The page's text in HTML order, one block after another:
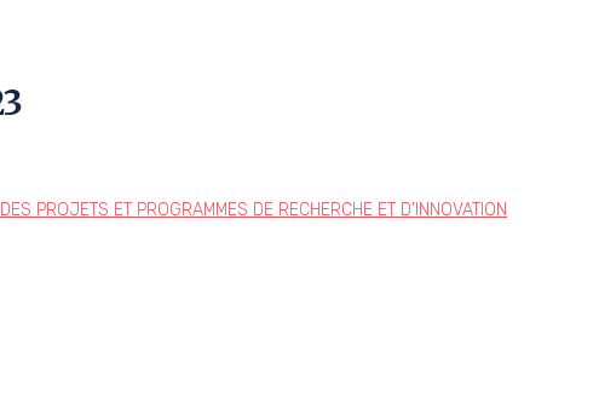
PROJETS ET PROGRAMMES DE RECHERCHE ET D’INNOVATION